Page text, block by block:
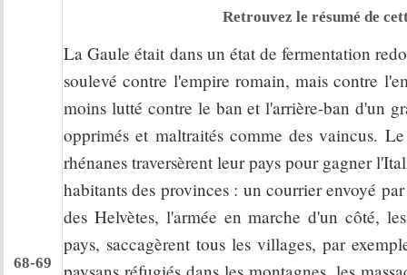
68-69
Retrouvez le résumé de
La Gaule était dans un état de fermentation
soulevé contre l'empire romain, mais contre
moins lutté contre le ban et l'arrière-ban d'un
opprimés et maltraités comme des vaincus.
rhénanes traversèrent leur pays pour gagner
habitants des provinces : un courrier envoyé
des Helvètes, l'armée en marche d'un côté,
pays, saccagèrent tous les villages, par